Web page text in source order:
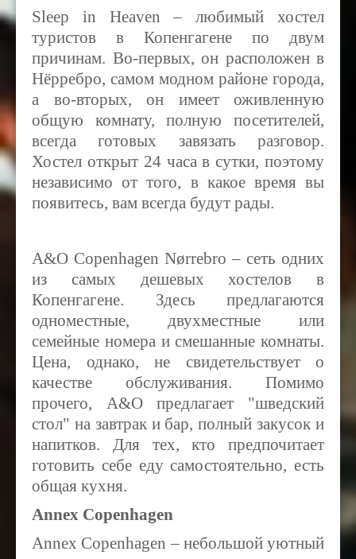
Sleep in Heaven – любимый хостел
туристов в Копенгагене по двум
причинам. Во-первых, он расположен в
Нёрребро, самом модном районе города,
а во-вторых, он имеет оживленную
общую комнату, полную посетителей,
всегда готовых завязать разговор.
Хостел открыт 24 часа в сутки, поэтому
независимо от того, в какое время вы
появитесь, вам всегда будут рады.
A&Ο Copenhagen Nørrebro – сеть одних
из самых дешевых хостелов в
Копенгагене. Здесь предлагаются
одноместные, двухместные или
семейные номера и смешанные комнаты.
Цена, однако, не свидетельствует о
качестве обслуживания. Помимо
прочего, A&O предлагает "шведский
стол" на завтрак и бар, полный закусок и
напитков. Для тех, кто предпочитает
готовить себе еду самостоятельно, есть
общая кухня.
Annex Copenhagen
Annex Copenhagen – небольшой уютный